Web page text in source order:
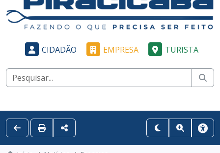
CIDADÃO EMPRESA TURISTA